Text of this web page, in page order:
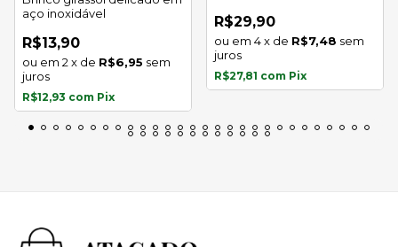
aço inoxidável
R$13,90
2 x de R$6,95 sem
juros
R$12,93 com Pix
R$29,90
4x de R$7,48 sem
juros
R$27,81 com Pix